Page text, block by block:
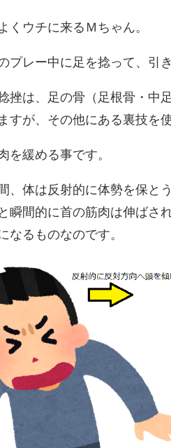
くウチに来るＭちゃん。
プレー中に足を捻って、引
挫は、足の骨（足根骨・中
すが、その他にある裏技を
を緩める事です。
、体は反射的に体勢を保と
瞬間的に首の筋肉は伸ばさ
なるものなのです。